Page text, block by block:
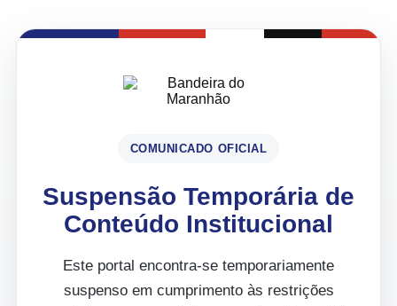
COMUNICADO OFICIAL
Suspensão Temporária de
Conteúdo Institucional
Este portal encontra-se temporariamente
suspenso em cumprimento às restrições